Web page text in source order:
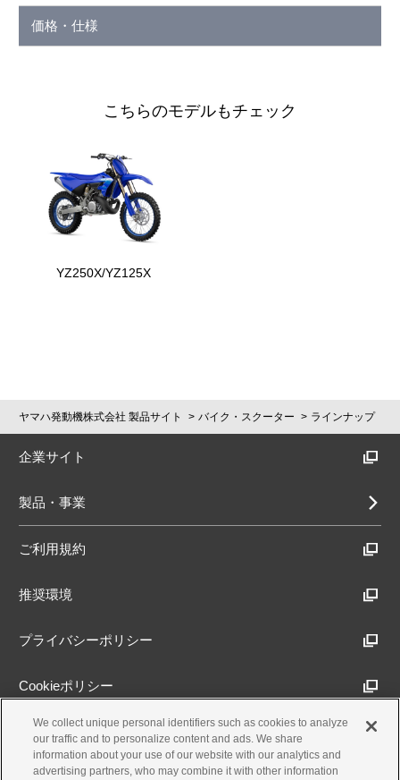
価格・仕様
こちらのモデルもチェック
YZ250X/YZ125X
ヤマハ発動機株式会社 製品サイト バイク・スクーター ラインナップ
企業サイト
製品・事業
ご利用規約
推奨環境
プライバシーポリシー
Cookieポリシー
アクセシビリティ方針
We collect unique personal identifiers such as cookies to analyze
our traffic and to personalize content and ads. We share
information about your use of our website with our analytics and
advertising partners, who may combine it with other information